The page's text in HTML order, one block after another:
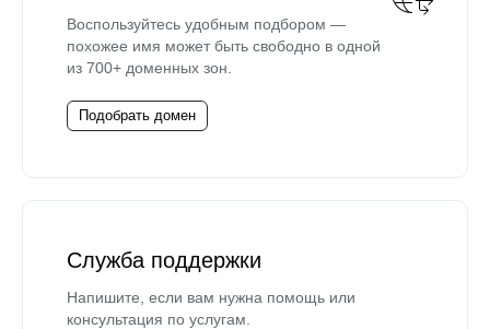
Воспользуйтесь удобным подбором —
похожее имя может быть свободно в одной
из 700+ доменных зон.
Подобрать домен
Служба поддержки
Напишите, если вам нужна помощь или
консультация по услугам.